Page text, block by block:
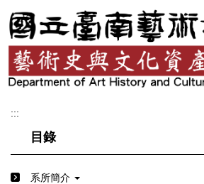
跳
到
主
要
內
容
:::
目錄
系所簡介